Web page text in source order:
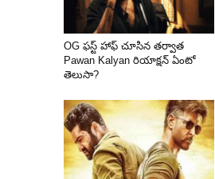
OG ఫస్ట్ హాఫ్ చూసిన తర్వాత
Pawan Kalyan రియాక్షన్ ఏంటో
తెలుసా?